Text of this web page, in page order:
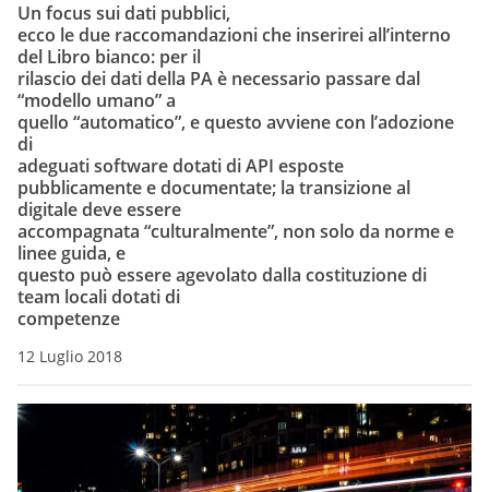
Un focus sui dati pubblici,
ecco le due raccomandazioni che inserirei all’interno
del Libro bianco: per il
rilascio dei dati della PA è necessario passare dal
“modello umano” a
quello “automatico”, e questo avviene con l’adozione
di
adeguati software dotati di API esposte
pubblicamente e documentate; la transizione al
digitale deve essere
accompagnata “culturalmente”, non solo da norme e
linee guida, e
questo può essere agevolato dalla costituzione di
team locali dotati di
competenze
12 Luglio 2018